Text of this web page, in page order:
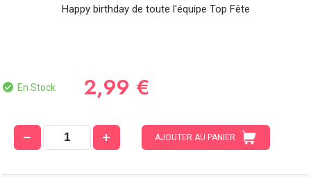
Happy birthday de toute l'équipe Top Fête
En Stock 2,99 €
AJOUTER AU PANIER